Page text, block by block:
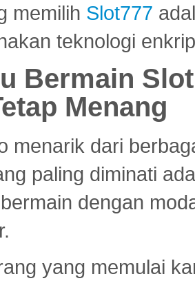
memilih Slot777
teknologi
Bermain
Menang
menarik dari
paling diminati
dengan
yang memulai